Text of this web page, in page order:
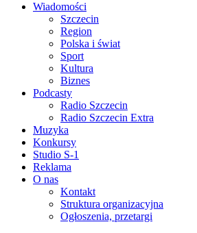
Wiadomości
Szczecin
Region
Polska i świat
Sport
Kultura
Biznes
Podcasty
Radio Szczecin
Radio Szczecin Extra
Muzyka
Konkursy
Studio S-1
Reklama
O nas
Kontakt
Struktura organizacyjna
Ogłoszenia, przetargi